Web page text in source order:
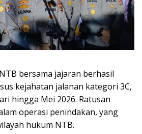
bersama jajaran berhasil
kejahatan jalanan kategori 3C,
hingga Mei 2026. Ratusan
operasi penindakan, yang
hukum NTB.